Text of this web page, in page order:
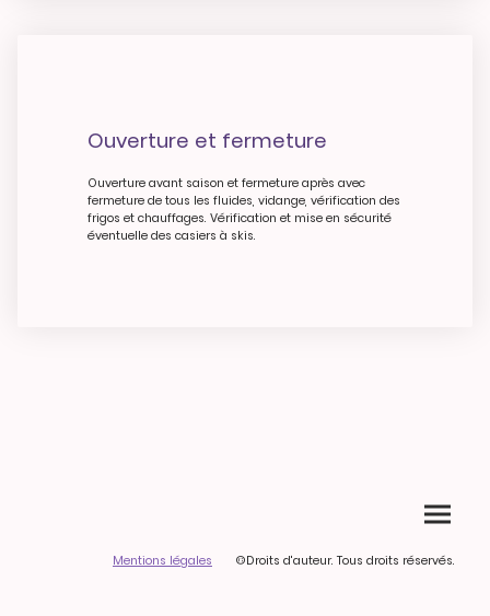
Ouverture et fermeture
Ouverture avant saison et fermeture après avec
fermeture de tous les fluides, vidange, vérification des
frigos et chauffages. Vérification et mise en sécurité
éventuelle des casiers à skis.
Mentions légales ©Droits d'auteur. Tous droits réservés.